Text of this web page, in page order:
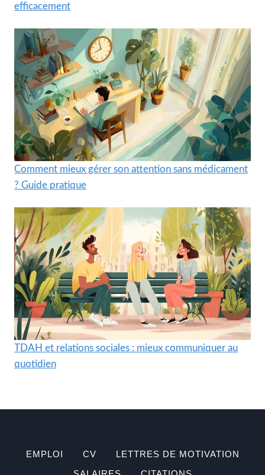
efficacement
Comment mieux gérer son attention sans médicament
? Guide pratique
TDAH et relations sociales : mieux communiquer au
quotidien
EMPLOI CV
LETTRES DE MOTIVATION